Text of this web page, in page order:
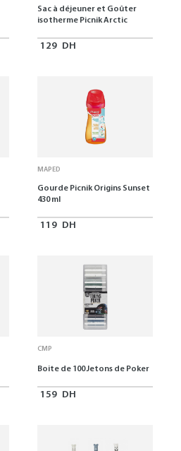
Sac à déjeuner et Goûter
isotherme Picnik Arctic
129 DH
MAPED
Gourde Picnik Origins Sunset
430 ml
119 DH
CMP
Boite de 100 Jetons de Poker
159 DH